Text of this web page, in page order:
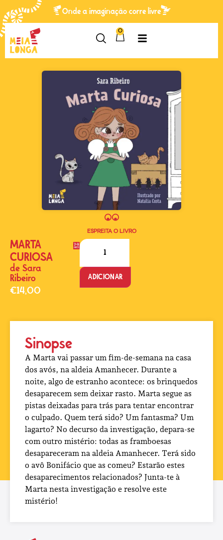
Onde a imaginação corre livre
0
ESPREITA O LIVRO
MARTA
CURIOSA
de Sara
Ribeiro
€14,00
ADICIONAR
Sinopse
A Marta vai passar um fim-de-semana na casa
dos avós, na aldeia Amanhecer. Durante a
noite, algo de estranho acontece: os brinquedos
desaparecem sem deixar rasto. Marta segue as
pistas deixadas para trás para tentar encontrar
o culpado. Quem terá sido? Um fantasma? Um
lagarto? No decurso da investigação, depara-se
com outro mistério: todas as framboesas
desapareceram na aldeia Amanhecer. Terá sido
o avô Bonifácio que as comeu? Estarão estes
desaparecimentos relacionados? Junta-te à
Marta nesta investigação e resolve este
mistério!